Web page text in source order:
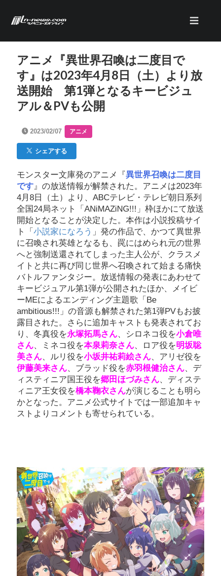
アニメ『異世界召喚は二度目で
す』は2023年4月8日（土）より放
送開始 第1弾となるキービジュ
アル＆PVも公開
2023/02/07 アニメ
シェアする
モンスター文庫発のアニメ『 異世界召喚は二度目
です』の放送情報が解禁された。アニメは2023年
4月8日（土）より、ABCテレビ・テレビ朝日系列
全国24局ネット「ANiMAZiNG!!!」枠ほかにて放送
開始となることが決定した。本作は小説投稿サイ
ト「 小説家になろう 」発の作品で、かつて異世界
に召喚され英雄となるも、罠にはめられ元の世界
へと強制送還されてしまった主人公が、クラスメ
イトと共に再び同じ世界へ召喚されて始まる痛快
バトルファンタジー。放送情報の発表にあわせて
キービジュアル第1弾が公開されたほか、メイビ
ーMEによるエンディング主題歌「Be
ambitious!!!」の音源も解禁された第1弾PVもお披
露目された。さらに追加キャストも発表されてお
り、冬真役を永塚拓馬さん、シロネコ役を小倉唯
さん、ミネコ役を本泉莉奈さん、ロア役を明坂聡
美さん、ルリ役を小坂井祐莉絵さん、アリゼ役を
伊藤美来さん、ブラッド役を赤羽根健治さん、デ
ィスティニア国王役を郷田ほづみさん、ディステ
ィニア王女役を橋本鞠衣さんが演じることも明ら
かとなった。アニメ公式サイトでは一部追加キャ
ストよりコメントも寄せられている。